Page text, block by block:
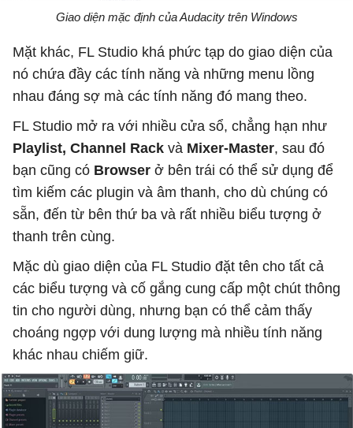
Giao diện mặc định của Audacity trên Windows
Mặt khác, FL Studio khá phức tạp do giao diện của
nó chứa đầy các tính năng và những menu lồng
nhau đáng sợ mà các tính năng đó mang theo.
FL Studio mở ra với nhiều cửa sổ, chẳng hạn như
Playlist, Channel Rack và Mixer-Master, sau đó
bạn cũng có Browser ở bên trái có thể sử dụng để
tìm kiếm các plugin và âm thanh, cho dù chúng có
sẵn, đến từ bên thứ ba và rất nhiều biểu tượng ở
thanh trên cùng.
Mặc dù giao diện của FL Studio đặt tên cho tất cả
các biểu tượng và cố gắng cung cấp một chút thông
tin cho người dùng, nhưng bạn có thể cảm thấy
choáng ngợp với dung lượng mà nhiều tính năng
khác nhau chiếm giữ.